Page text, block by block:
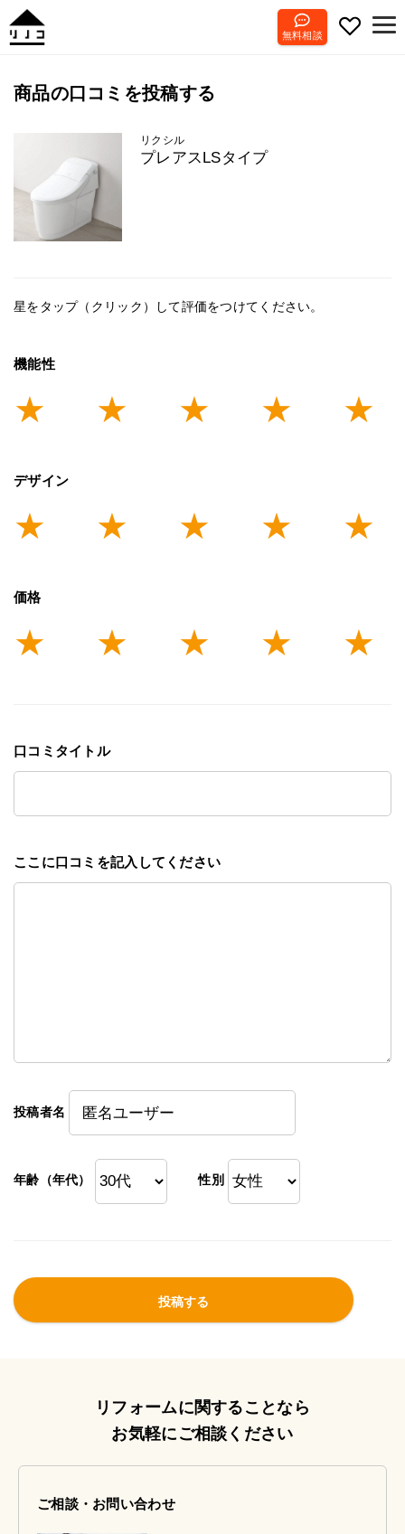
無料相談
商品の口コミを投稿する
リクシル
プレアスLSタイプ
星をタップ（クリック）して評価をつけてください。
機能性
デザイン
価格
口コミタイトル
ここに口コミを記入してください
投稿者名
年齢（年代） 性別
リフォームに関することなら
お気軽にご相談ください
ご相談・お問い合わせ